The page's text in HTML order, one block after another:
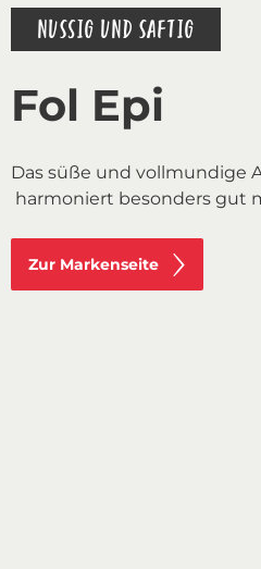
NUSSIG UND SAFTIG
Fol Epi
Das süße und vollmundige
harmoniert besonders gut
Zur Markenseite